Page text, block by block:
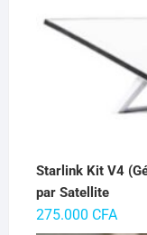
Starlink Kit V4
par Satellite
275.000 CFA